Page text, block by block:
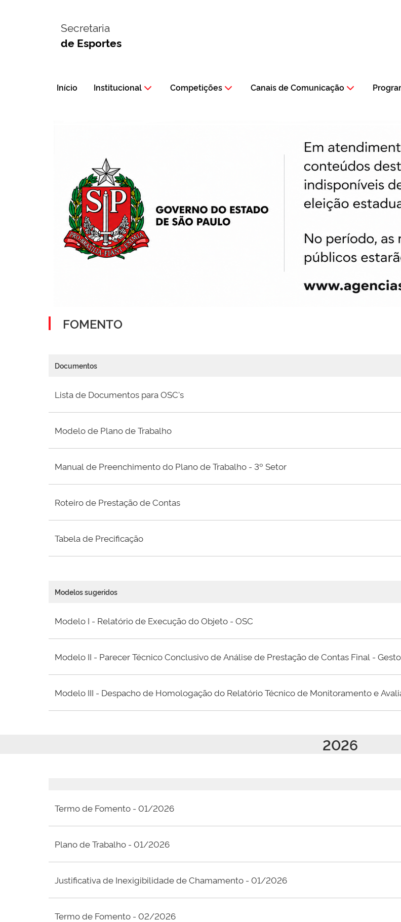
Secretaria
de Esportes
Início Institucional Competições Canais de Comunicação
FOMENTO
Documentos
Lista de Documentos para OSC's
Modelo de Plano de Trabalho
Manual de Preenchimento do Plano de Trabalho - 3º Setor
Roteiro de Prestação de Contas
Tabela de Precificação
Modelos sugeridos
Modelo I - Relatório de Execução do Objeto - OSC
Modelo II - Parecer Técnico Conclusivo de Análise de Prestação de Contas Final -
Modelo III - Despacho de Homologação do Relatório Técnico de Monitoramento e
2026
Termo de Fomento - 01/2026
Plano de Trabalho - 01/2026
Justificativa de Inexigibilidade de Chamamento - 01/2026
Termo de Fomento - 02/2026